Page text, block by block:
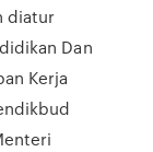
diatur
Dan
Kerja